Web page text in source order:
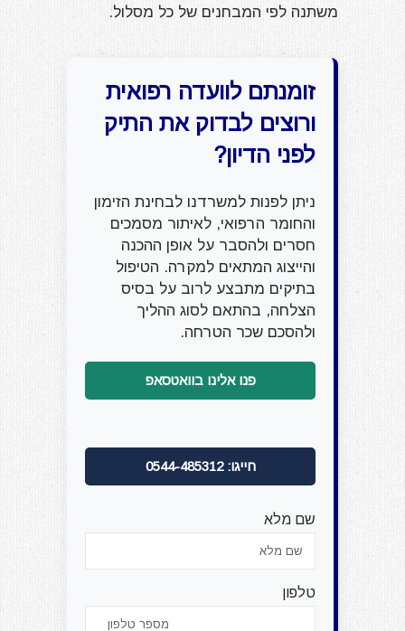
משתנה לפי המבחנים של כל מסלול.
זומנתם לוועדה רפואית
ורוצים לבדוק את התיק
לפני הדיון?
ניתן לפנות למשרדנו לבחינת הזימון
והחומר הרפואי, לאיתור מסמכים
חסרים ולהסבר על אופן ההכנה
והייצוג המתאים למקרה. הטיפול
בתיקים מתבצע לרוב על בסיס
הצלחה, בהתאם לסוג ההליך
ולהסכם שכר הטרחה.
פנו אלינו בוואטסאפ
חייגו: 0544-485312
שם מלא
טלפון